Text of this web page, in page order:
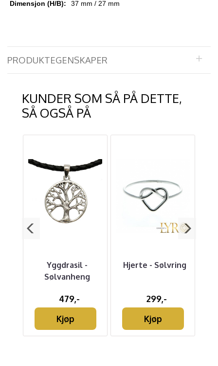
Dimensjon (H/B): 37 mm / 27 mm
PRODUKTEGENSKAPER
KUNDER SOM SÅ PÅ DETTE,
SÅ OGSÅ PÅ
Yggdrasil -
Sølvanheng
479,-
Kjøp
Hjerte - Sølvring
299,-
Kjøp